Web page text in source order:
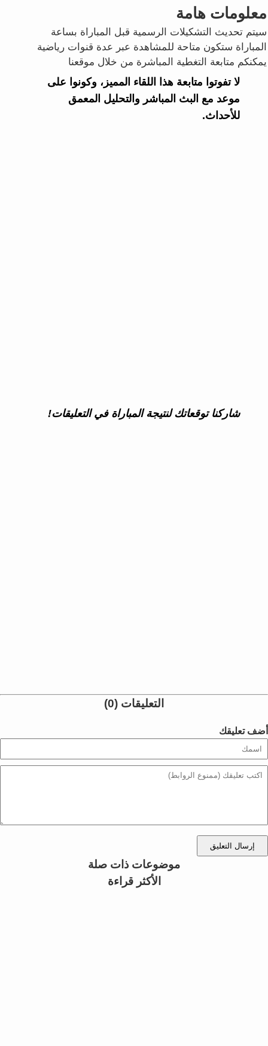
معلومات هامة
سيتم تحديث التشكيلات الرسمية قبل المباراة بساعة
المباراة ستكون متاحة للمشاهدة عبر عدة قنوات رياضية
يمكنكم متابعة التغطية المباشرة من خلال موقعنا
لا تفوتوا متابعة هذا اللقاء المميز، وكونوا على
موعد مع البث المباشر والتحليل المعمق
للأحداث.
شاركنا توقعاتك لنتيجة المباراة في التعليقات!
التعليقات (0)
أضف تعليقك
إرسال التعليق
موضوعات ذات صلة
الأكثر قراءة